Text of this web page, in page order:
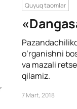
Quyuq taomlar
o’rganishni
va mazali
qilamiz.
7 Mart, 2018